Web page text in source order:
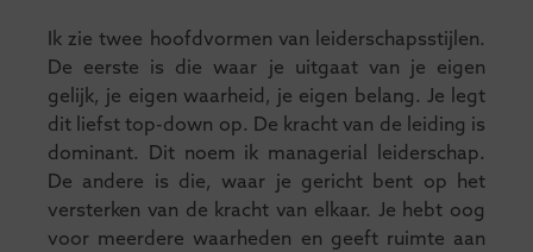
Ik zie twee hoofdvormen van leiderschapsstijlen.
De eerste is die waar je uitgaat van je eigen
gelijk, je eigen waarheid, je eigen belang. Je legt
dit liefst top-down op. De kracht van de leiding is
dominant. Dit noem ik managerial leiderschap.
De andere is die, waar je gericht bent op het
versterken van de kracht van elkaar. Je hebt oog
voor meerdere waarheden en geeft ruimte aan